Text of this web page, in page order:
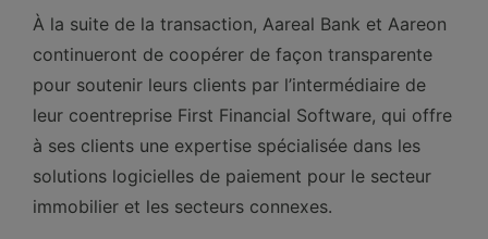
À la suite de la transaction, Aareal Bank et Aareon
continueront de coopérer de façon transparente
pour soutenir leurs clients par l’intermédiaire de
leur coentreprise First Financial Software, qui offre
à ses clients une expertise spécialisée dans les
solutions logicielles de paiement pour le secteur
immobilier et les secteurs connexes.